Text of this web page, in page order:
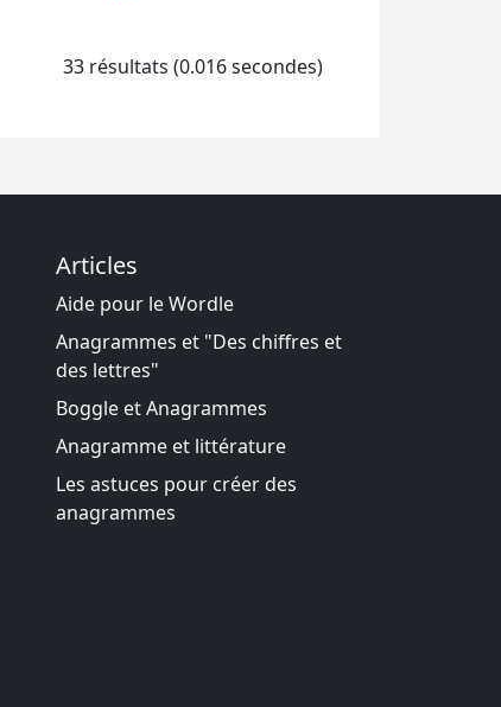
33 résultats (0.016 secondes)
Articles
Aide pour le Wordle
Anagrammes et "Des chiffres et
des lettres"
Boggle et Anagrammes
Anagramme et littérature
Les astuces pour créer des
anagrammes